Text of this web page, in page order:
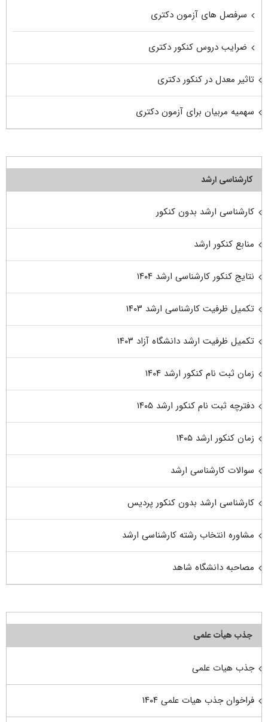
سرفصل های آزمون دکتری
ضرایب دروس کنکور دکتری
تاثیر معدل در کنکور دکتری
سهمیه مربیان برای آزمون دکتری
کارشناسی ارشد
کارشناسی ارشد بدون کنکور
منابع کنکور ارشد
نتایج کنکور کارشناسی ارشد ۱۴۰۴
تکمیل ظرفیت کارشناسی ارشد ۱۴۰۳
تکمیل ظرفیت ارشد دانشگاه آزاد ۱۴۰۳
زمان ثبت نام کنکور ارشد ۱۴۰۴
دفترچه ثبت نام کنکور ارشد ۱۴۰۵
زمان کنکور ارشد ۱۴۰۵
سوالات کارشناسی ارشد
کارشناسی ارشد بدون کنکور پردیس
مشاوره انتخاب رشته کارشناسی ارشد
مصاحبه دانشگاه شاهد
جذب هیأت علمی
جذب هیات علمی
فراخوان جذب هیات علمی ۱۴۰۴